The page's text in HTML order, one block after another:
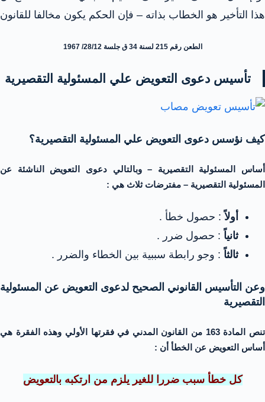
هذا التأخير هو الخطاب بذاته – فإن الحكم يكون مخالفا للقانون
الطعن رقم 215 لسنة 34 ق جلسة 28/12/ 1967
تأسيس دعوى التعويض علي المسئولية التقصيرية
كيف نؤسس دعوى التعويض علي المسئولية التقصيرية؟
أساس المسئولية التقصيرية – وبالتالي دعوى التعويض الناشئة عن
المسئولية التقصيرية – مفترضات ثلاث هي :
أولاً: حصول خطأ .
ثانياً : حصول ضرر .
ثالثاً : وجو رابطة سببية بين الخطاء والضرر .
وعن التأسيس القانوني الصحيح لدعوى التعويض عن المسئولية
التقصيرية
تنص المادة 163 من القانون المدني في فقرتها الأولي وهذه الفقرة هي
أساس التعويض عن الخطأ أن :
كل خطأ سبب ضررا للغير يلزم من ارتكبه بالتعويض